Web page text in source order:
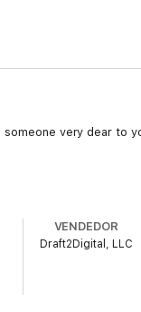
very dear to
VENDEDOR
Draft2Digital, LLC